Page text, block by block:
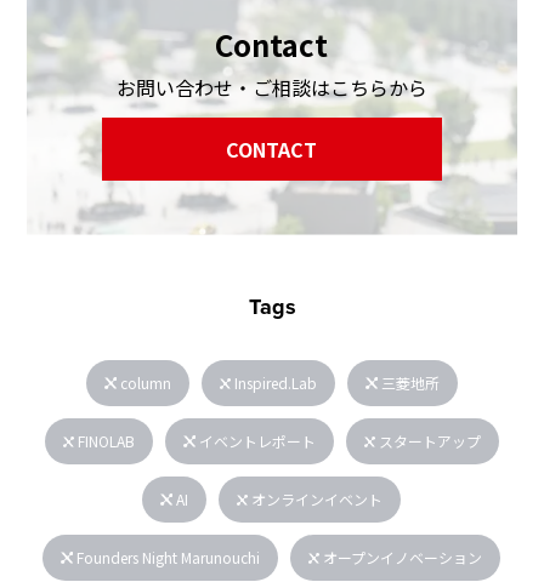
Contact
お問い合わせ・ご相談はこちらから
CONTACT
Tags
column Inspired.Lab 三菱地所
FINOLAB イベントレポート スタートアップ
AI オンラインイベント
Founders Night Marunouchi オープンイノベーション